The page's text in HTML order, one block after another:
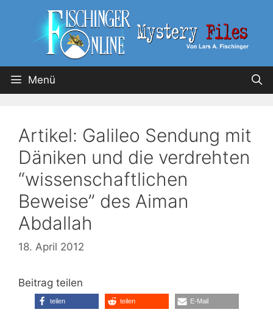
Menü
Artikel: Galileo Sendung mit
Däniken und die verdrehten
“wissenschaftlichen
Beweise” des Aiman
Abdallah
18. April 2012
Beitrag teilen
teilen teilen E-Mail